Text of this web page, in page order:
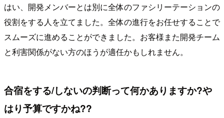
はい、開発メンバーとは別に全体のファシリーテーションの
役割をする人を立てました。全体の進行をお任せすることで
スムーズに進めることができました。お客様また開発チーム
と利害関係がない方のほうが適任かもしれません。
合宿をする/しないの判断って何かありますか?や
はり予算ですかね??